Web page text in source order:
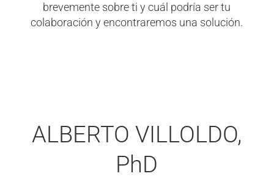
brevemente sobre ti y cuál podría ser tu
colaboración y encontraremos una solución.
ALBERTO VILLOLDO,
PhD